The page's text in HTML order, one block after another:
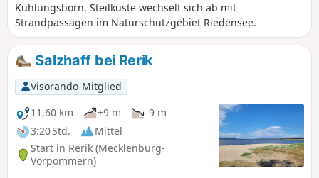
Kühlungsborn. Steilküste wechselt sich ab mit
Strandpassagen im Naturschutzgebiet Riedensee.
Salzhaff bei Rerik
Visorando-Mitglied
11,60 km
+9 m
-9 m
3:20 Std.
Mittel
Start in Rerik (Mecklenburg-
Vorpommern)